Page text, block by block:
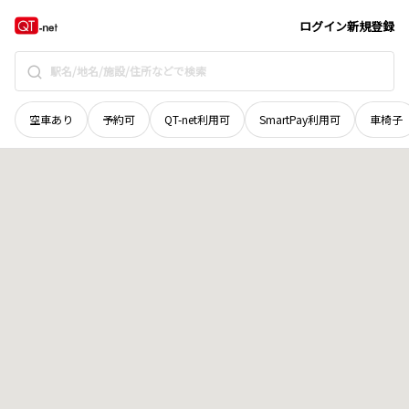
ログイン新規登録
空車あり 予約可 QT-net利用可 SmartPay利用可 車椅子
北海道